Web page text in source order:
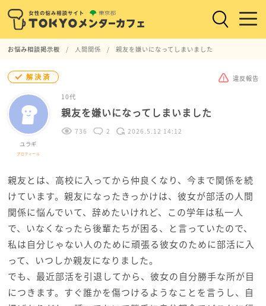
お悩み相談掲示板 人間関係 親友を嫌いになってしまいました
解決済 違反報告
ユラギ
プロフィール
10代
親友を嫌いになってしまいました
736 2 2026.5.12 14:12
親友とは、高校に入ってから仲良くなり、今まで関係を続
けています。親友になったきっかけは、彼女が部活の人間
関係に悩んでいて、辞めたいけれど、この学年は私一人
で、いなくなったら後輩たちが困る、と言っていたので、
私は自分じゃない人のために頑張る彼女のために部活に入
って、いつしか親友になりました。
でも、最近部活を引退してから、彼女の自分勝手な所が目
につきます。すぐ誰かを傷つけるようなことを言うし、自